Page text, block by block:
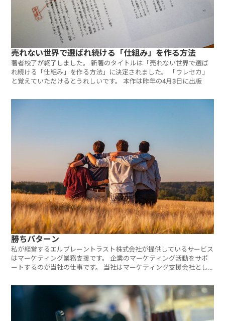
売れない世界で選ばれ続ける「仕組み」を作る方法
著者校了が終了しました。 新著のタイトルは「売れない世界で選ば
れ続ける「仕組み」を作る方法」に決定されました。 「ウレセカ」
と覚えていただけるとうれしいです。 本作は昨年の4月3日に出版
勝ちパターン
私が経営するエルブレーントラスト株式会社が提供しているサービス
はマーケティング業務支援です。 企業のマーケティング活動をサポ
ートするのが当社の仕事です。 当社はマーケティング支援会社とし